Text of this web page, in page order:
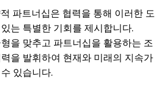
파트너십은 협력을 통해 이러한 도
는 특별한 기회를 제시합니다.
을 맞추고 파트너십을 활용하는 조
을 발휘하여 현재와 미래의 지속가
있습니다.